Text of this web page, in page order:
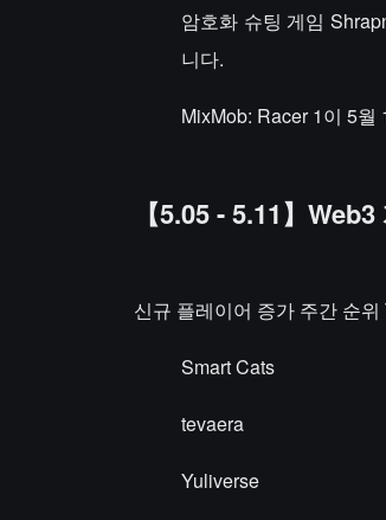
암호화 슈팅 게임
니다.
MixMob: Racer 1이 5
【5.05 - 5.11】
신규 플레이어 증가 주간 순위
Smart Cats
tevaera
Yuliverse